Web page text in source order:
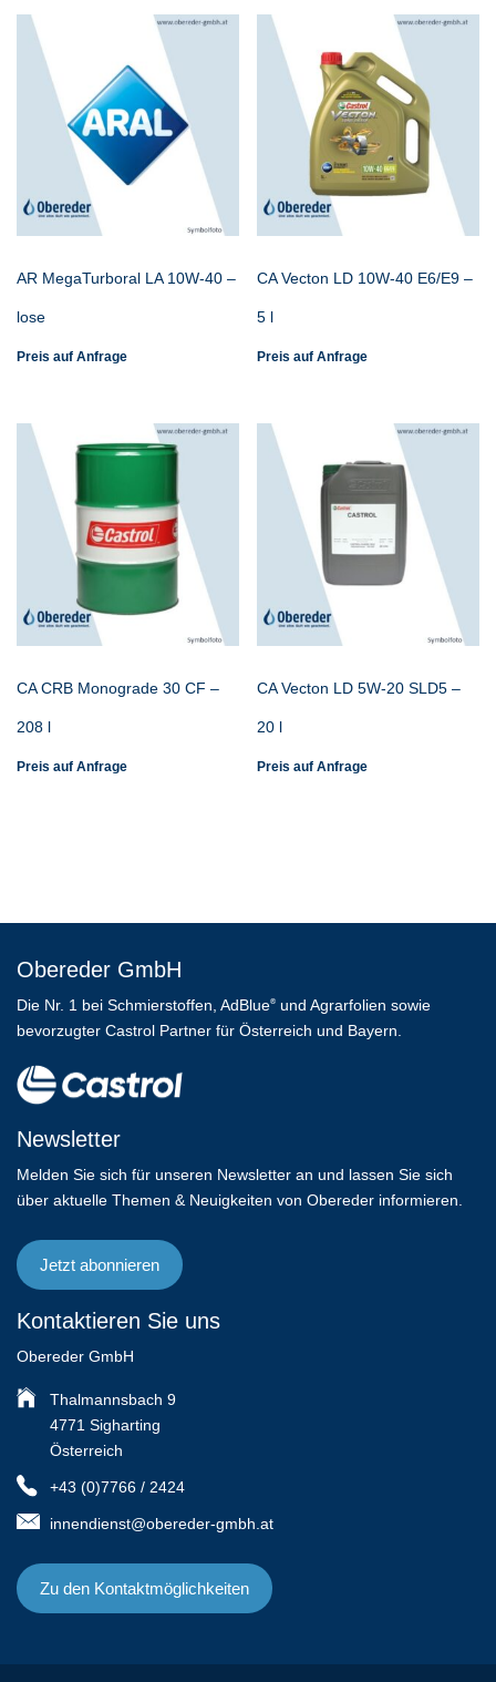
AR MegaTurboral LA 10W-40 –
lose
Preis auf Anfrage
CA Vecton LD 10W-40 E6/E9 –
5 l
Preis auf Anfrage
CA CRB Monograde 30 CF –
208 l
Preis auf Anfrage
CA Vecton LD 5W-20 SLD5 –
20 l
Preis auf Anfrage
Obereder GmbH
Die Nr. 1 bei Schmierstoffen, AdBlue®
und Agrarfolien sowie
bevorzugter Castrol Partner für Österreich und Bayern.
Newsletter
Melden Sie sich für unseren Newsletter an und lassen Sie sich
über aktuelle Themen & Neuigkeiten von Obereder informieren.
Jetzt abonnieren
Kontaktieren Sie uns
Obereder GmbH
Thalmannsbach 9
4771 Sigharting
Österreich
+43 (0)7766 / 2424
innendienst@obereder-gmbh.at
Zu den Kontaktmöglichkeiten